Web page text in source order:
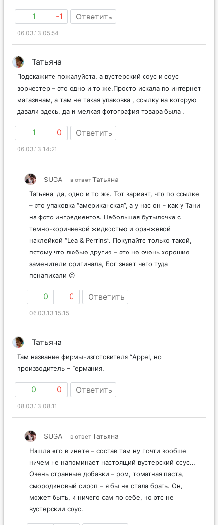
1 -1 Ответить
06.03.13 05:54
Татьяна
Подскажите пожалуйста, а вустерский соус и соус
ворчестер – это одно и то же.Просто искала по интернет
магазинам, а там не такая упаковка , ссылку на которую
давали здесь, да и мелкая фотография товара была .
1 0 Ответить
06.03.13 14:21
SUGA в ответ Татьяна
Татьяна, да, одно и то же. Тот вариант, что по ссылке
– это упаковка “американская”, а у нас он – как у Тани
на фото ингредиентов. Небольшая бутылочка с
темно-коричневой жидкостью и оранжевой
наклейкой “Lea & Perrins”. Покупайте только такой,
потому что любые другие – это не очень хорошие
заменители оригинала, Бог знает чего туда
понапихали 😉
0 0 Ответить
06.03.13 15:15
Татьяна
Там название фирмы-изготовителя “Appel, но
производитель – Германия.
0 0 Ответить
08.03.13 08:11
SUGA в ответ Татьяна
Нашла его в инете – состав там ну почти вообще
ничем не напоминает настоящий вустерский соус…
Очень странные добавки – ром, томатная паста,
смородиновый сироп – я бы не стала брать. Он,
может быть, и ничего сам по себе, но это не
вустерский соус.